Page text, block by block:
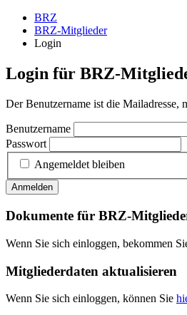
BRZ
BRZ-Mitglieder
Login
Login für BRZ-
Der Benutzername ist die Mailadresse,
Benutzername
Passwort
Angemeldet bleiben
Anmelden
Dokumente für BRZ-
Wenn Sie sich einloggen, bekommen
Mitgliederdaten aktualisieren
Wenn Sie sich einloggen, können Sie